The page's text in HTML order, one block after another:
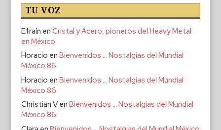
TU VOZ
Efraín en Cristal y Acero, pioneros del Heavy Metal
en México
Horacio en Bienvenidos … Nostalgias del Mundial
México 86
Horacio en Bienvenidos … Nostalgias del Mundial
México 86
Christian Ven Bienvenidos … Nostalgias del Mundial
México 86